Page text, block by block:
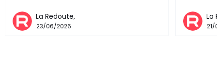
La Redoute,
23/06/2026
La